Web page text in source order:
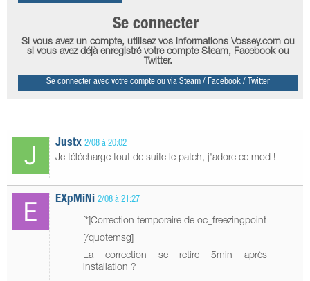
Se connecter
Si vous avez un compte, utilisez vos informations Vossey.com ou
si vous avez déjà enregistré votre compte Steam, Facebook ou
Twitter.
Se connecter avec votre compte ou via Steam / Facebook / Twitter
Justx 2/08 à 20:02
Je télécharge tout de suite le patch, j'adore ce mod !
EXpMiNi 2/08 à 21:27
[*]Correction temporaire de oc_freezingpoint
[/quotemsg]
La correction se retire 5min après
installation ?